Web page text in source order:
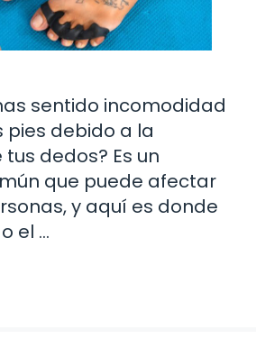
sentido incomodidad
pies debido a la
dedos? Es un
que puede afectar
y aquí es donde
el …